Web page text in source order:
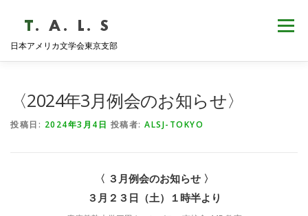
ツ
日本アメリカ文学会東京支部
メニュー
〈2024年3月例会のお知らせ〉
投稿日: 2024年3月4日 投稿者: ALSJ-TOKYO
〈 ３月例会のお知らせ 〉
３月２３日（土）１時半より